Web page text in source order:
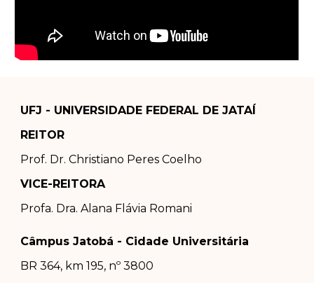
UFJ - UNIVERSIDADE FEDERAL DE JATAÍ
REITOR
Prof. Dr. Christiano Peres Coelho
VICE-REITORA
Profa. Dra. Alana Flávia Romani
Câmpus Jatobá - Cidade Universitária
BR 364, km 195, nº 3800